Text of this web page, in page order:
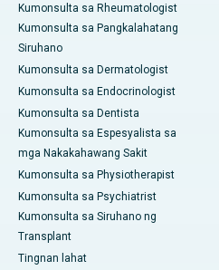
Kumonsulta sa Rheumatologist
Kumonsulta sa Pangkalahatang
Siruhano
Kumonsulta sa Dermatologist
Kumonsulta sa Endocrinologist
Kumonsulta sa Dentista
Kumonsulta sa Espesyalista sa
mga Nakakahawang Sakit
Kumonsulta sa Physiotherapist
Kumonsulta sa Psychiatrist
Kumonsulta sa Siruhano ng
Transplant
Tingnan lahat